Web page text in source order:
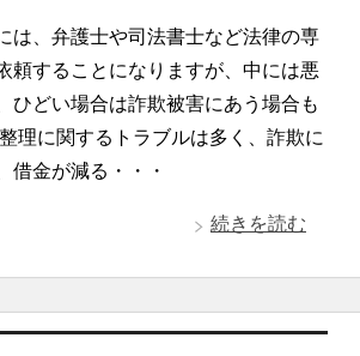
は、弁護士や司法書士など法律の専
頼することになりますが、中には悪
ひどい場合は詐欺被害にあう場合も
理に関するトラブルは多く、詐欺に
借金が減る・・・
続きを読む